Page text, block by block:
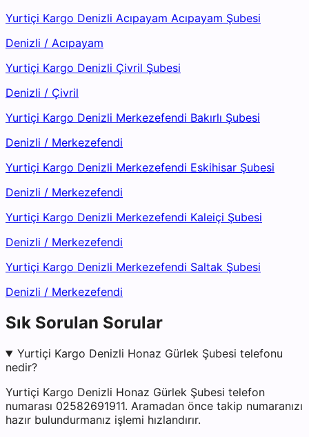
Yurtiçi Kargo Denizli Acıpayam Acıpayam Şubesi
Denizli / Acıpayam
Yurtiçi Kargo Denizli Çivril Şubesi
Denizli / Çivril
Yurtiçi Kargo Denizli Merkezefendi Bakırlı Şubesi
Denizli / Merkezefendi
Yurtiçi Kargo Denizli Merkezefendi Eskihisar Şubesi
Denizli / Merkezefendi
Yurtiçi Kargo Denizli Merkezefendi Kaleiçi Şubesi
Denizli / Merkezefendi
Yurtiçi Kargo Denizli Merkezefendi Saltak Şubesi
Denizli / Merkezefendi
Sık Sorulan Sorular
Yurtiçi Kargo Denizli Honaz Gürlek Şubesi telefonu
nedir?
Yurtiçi Kargo Denizli Honaz Gürlek Şubesi telefon
numarası 02582691911. Aramadan önce takip numaranızı
hazır bulundurmanız işlemi hızlandırır.